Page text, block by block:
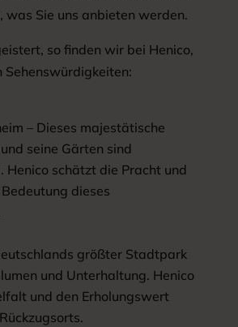
was Sie uns anbieten werden.
so finden wir bei Henico,
– Dieses majestätische
seine Gärten sind
Henico schätzt die Pracht und
dieses
größter Stadtpark
und Unterhaltung. Henico
und den Erholungswert